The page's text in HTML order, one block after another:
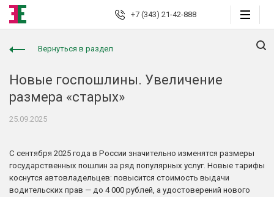
+7 (343) 21-42-888
Екатеринбург
Юридические
услуги
Страховые споры
Страховой консалтинг
Вернуться в раздел
Новые госпошлины. Увеличение
размера «старых»
25.09.2025
С сентября 2025 года в России значительно изменятся размеры
государственных пошлин за ряд популярных услуг. Новые тарифы
коснутся автовладельцев: повысится стоимость выдачи
водительских прав — до 4 000 рублей, а удостоверений нового